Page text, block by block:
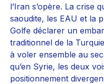
l’Iran s’opère. La crise
saoudite, les EAU et la
Golfe déclarer un
traditionnel de la
à voler ensemble au
qu’en Syrie, les deux
positionnement